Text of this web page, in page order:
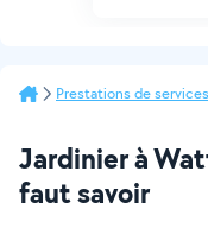
Prestations de services
Jardinier à
faut savoir